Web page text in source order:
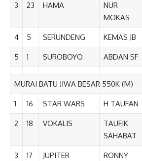
3 23 HAMA
NUR
MOKAS
4 5 SERUNDENG KEMAS JB
5 1 SUROBOYO ABDAN SF
MURAI BATU JIWA BESAR 550K (M)
1 16 STAR WARS H TAUFAN
2 18 VOKALIS
TAUFIK
SAHABAT
3 17 JUPITER
RONNY